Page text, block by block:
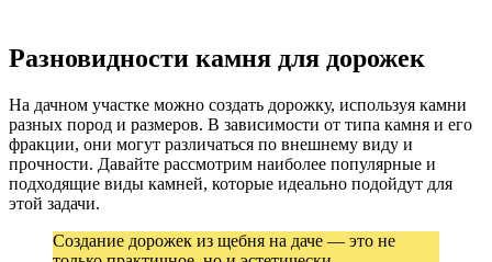
Разновидности камня для дорожек
На дачном участке можно создать дорожку, используя камни
разных пород и размеров. В зависимости от типа камня и его
фракции, они могут различаться по внешнему виду и
прочности. Давайте рассмотрим наиболее популярные и
подходящие виды камней, которые идеально подойдут для
этой задачи.
Создание дорожек из щебня на даче — это не